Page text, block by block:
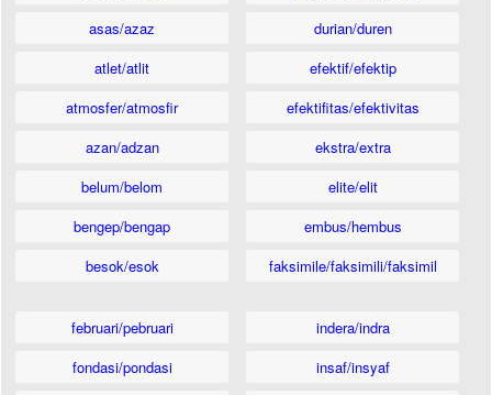
asas/azaz
atlet/atlit
atmosfer/atmosfir
azan/adzan
belum/belom
bengep/bengap
besok/esok
durian/duren
efektif/efektip
efektifitas/efektivitas
ekstra/extra
elite/elit
embus/hembus
faksimile/faksimili/faksimil
februari/pebruari
fondasi/pondasi
indera/indra
insaf/insyaf